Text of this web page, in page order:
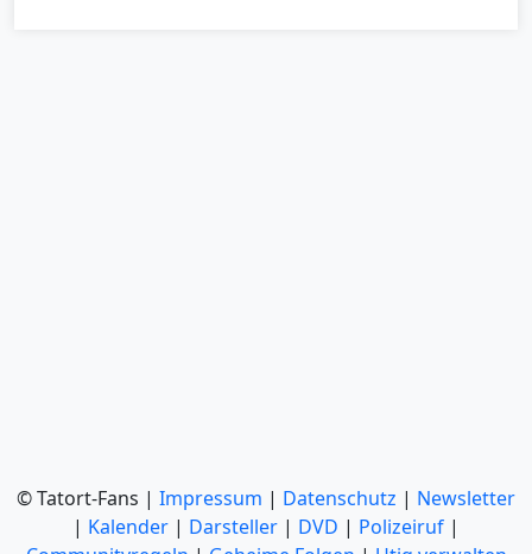
© Tatort-Fans | Impressum | Datenschutz | Newsletter
| Kalender | Darsteller | DVD | Polizeiruf |